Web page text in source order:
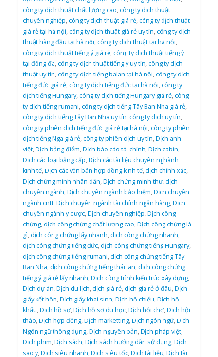
công ty dịch thuật chất lượng cao,công ty dịch thuật
chuyên nghiệp,công ty dịch thuật giá rẻ,công ty dịch thuật
giá rẻ tại hà nội,công ty dịch thuật giá rẻ uy tín,công ty dịch
thuật hàng đầu tại hà nội,công ty dịch thuật tại hà nội,
công ty dịch thuật tiếng ý giá rẻ,công ty dịch thuật tiếng ý
tại đống đa,công ty dịch thuật tiếng ý uy tín,công ty dịch
thuật uy tín,công ty dịch tiếng balan tại hà nội,công ty dịch
tiếng đức giá rẻ,công ty dịch tiếng đức tại hà nội,công ty
dịch tiếng Hungary,công ty dịch tiếng Hungary giá rẻ,công
ty dịch tiếng rumani,công ty dịch tiếng Tây Ban Nha giá rẻ,
công ty dịch tiếng Tây Ban Nha uy tín,công ty dịch uy tín,
công ty phiên dịch tiếng đức giá rẻ tại hà nội,công ty phiên
dịch tiếng Nga giá rẻ,công ty phiên dịch uy tín,Dịch anh
việt,Dịch bảng điểm,Dịch báo cáo tài chính,Dịch cabin,
Dịch các loại bằng cấp,Dịch các tài liệu chuyên nghành
kinh tế,Dịch các văn bản hợp đồng kinh tế,dịch chính xác,
Dịch chứng minh nhân dân,Dịch chứng minh thư,dịch
chuyên ngành,Dịch chuyên ngành bảo hiểm,Dịch chuyên
ngành cntt,Dịch chuyên ngành tài chính ngân hàng,Dịch
chuyên ngành y dược,Dịch chuyên nghiệp,Dịch công
chứng,dịch công chứng chất lượng cao,Dịch công chứng là
gì,dịch công chứng lấy nhanh,dịch công chứng nhanh,
dịch công chứng tiếng đức,dịch công chứng tiếng Hungary,
dịch công chứng tiếng rumani,dịch công chứng tiếng Tây
Ban Nha,dịch công chứng tiếng thái lan,dịch công chứng
tiếng ý giá rẻ lấy nhanh,Dịch công trình kiến trúc xây dựng,
Dịch dự án,Dịch du lịch,dịch giá rẻ,dịch giá rẻ ở đâu,Dịch
giấy kết hôn,Dịch giấy khai sinh,Dịch hộ chiếu,Dịch hộ
khẩu,Dịch hồ sơ,Dịch hồ sơ du học,Dịch hội chợ,Dịch hội
thảo,Dịch hợp đồng,Dịch marketting,Dịch ngôn ngữ,Dịch
Ngôn ngữ thông dụng,Dịch nguyên bản,Dịch pháp việt,
Dịch phim,Dịch sách,Dịch sách hướng dẫn sử dụng,Dịch
sao y,Dịch siêu nhanh,Dịch siêu tốc,Dịch tài liệu,Dịch tài